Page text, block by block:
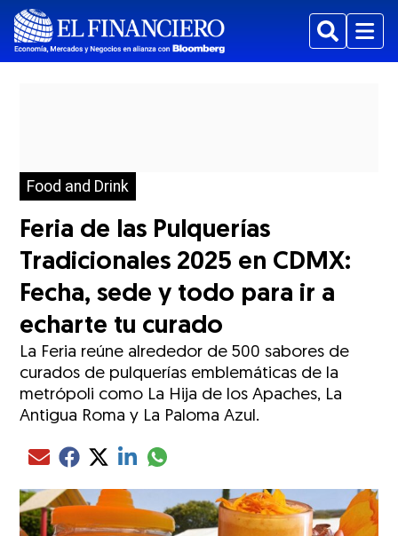
BuscarMenu
Food and Drink
Feria de las Pulquerías
Tradicionales 2025 en CDMX:
Fecha, sede y todo para ir a
echarte tu curado
La Feria reúne alrededor de 500 sabores de
curados de pulquerías emblemáticas de la
metrópoli como La Hija de los Apaches, La
Antigua Roma y La Paloma Azul.
Compartir el artículo actual mediante Email
Compartir el artículo actual mediante Facebook
Compartir el artículo actual mediante Twitter
Compartir el artículo actual mediante LinkedIn
Compartir el artículo actual mediante